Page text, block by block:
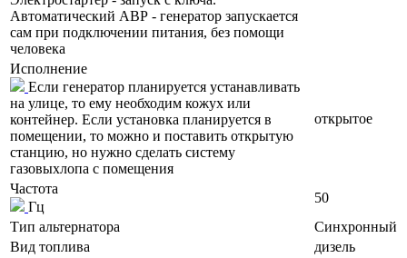
Автоматический АВР - генератор запускается
сам при подключении питания, без помощи
человека
Исполнение
Если генератор планируется устанавливать
на улице, то ему необходим кожух или
контейнер. Если установка планируется в
помещении, то можно и поставить открытую
станцию, но нужно сделать систему
газовыхлопа с помещения
открытое
Частота
Гц
50
Тип альтернатора
Синхронный
Вид топлива
дизель